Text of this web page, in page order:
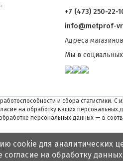
+7 (473) 250-22-
info@metprof-
Адреса магазинов
Мы в социальных
и сбора статистики.
на обработку ваших
персональных данных — в
cookie для аналитических
на обработку